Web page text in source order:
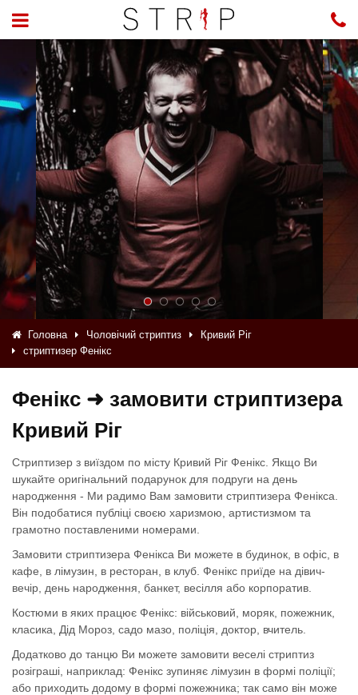
Головна Чоловічий стриптиз
Кривий Ріг
стриптизер Фенікс
Фенікс ➜ замовити стриптизера
Кривий Ріг
Стриптизер з виїздом по місту Кривий Ріг Фенікс. Якщо Ви
шукайте оригінальний подарунок для подруги на день
народження - Ми радимо Вам замовити стриптизера Фенікса.
Він подобатися публіці своєю харизмою, артистизмом та
грамотно поставленими номерами.
Замовити стриптизера Фенікса Ви можете в будинок, в офіс, в
кафе, в лімузин, в ресторан, в клуб. Фенікс приїде на дівич-
вечір, день народження, банкет, весілля або корпоратив.
Костюми в яких працює Фенікс: військовий, моряк, пожежник,
класика, Дід Мороз, садо мазо, поліція, доктор, вчитель.
Додатково до танцю Ви можете замовити веселі стриптиз
розіграші, наприклад: Фенікс зупиняє лімузин в формі поліції;
або приходить додому в формі пожежника; так само він може